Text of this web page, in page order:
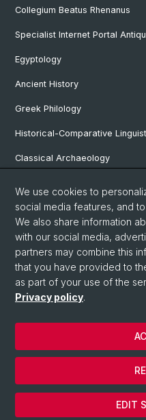
Collegium Beatus Rhenanus
Specialist Internet Portal
Egyptology
Ancient History
Greek Philology
Historical-Comparative
Classical Archaeology
Pre- and Protohistorical and
Vindonissa Professorship
© University of Basel
Faculty of Humanities and
Home
We use cookies to
social media features, and
We also share information
with our social media,
partners may combine this
that you have provided to
as part of your use of the
Privacy policy.
EDIT